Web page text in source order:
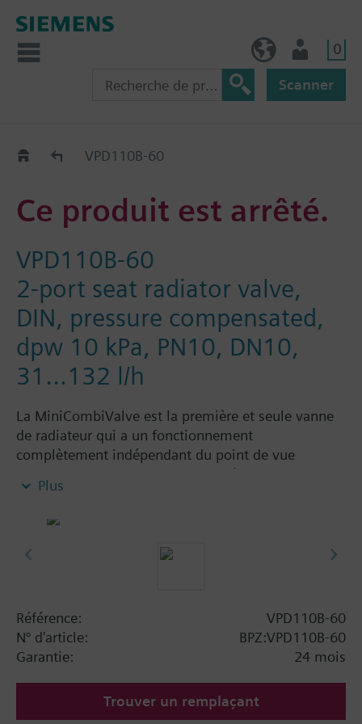
0
Scanner
Old2NewVPD110B-60
Ce produit est arrêté.
VPD110B-60
2-port seat radiator valve,
DIN, pressure compensated,
dpw 10 kPa, PN10, DN10,
31...132 l/h
La MiniCombiValve est la première et seule vanne
de radiateur qui a un fonctionnement
complètement indépendant du point de vue
hydraulique. Elle fournit simultanément deux
fonctions : premièrement elle comprend une vanne
l'équilibrage hydraulique automatique. Avec la tête
optimal et supprime le problème du réglage
hydraulique. Les vannes d'équilibrage dans la
conduite montante ne sont plus nécessaires. De
nécessaire. La MiniCombiValve régule tout partout
à n'importe quel endroit : individuellement sur
Plus
Référence:
VPD110B-60
N° d'article:
BPZ:VPD110B-60
Garantie:
24 mois
Trouver un remplaçant